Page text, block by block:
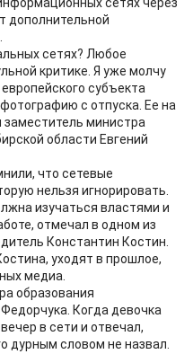
дополнительной
сетях? Любое
критике. Я уже молчу
субъекта
с отпуска. Ее на
министра
области Евгений
что сетевые
нельзя игнорировать.
изучаться властями и
отмечал в одном из
Константин Костин.
уходят в прошлое,
медиа.
образования
Когда девочка
в сети и отвечал,
дурным словом не назвал.